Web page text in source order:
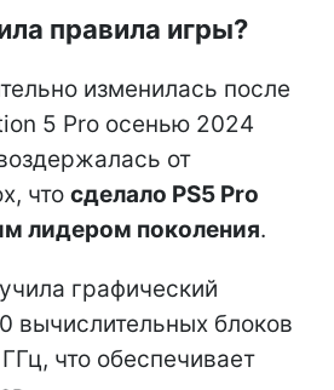
правила игры?
изменилась после
5 Pro осенью 2024
от
что сделало PS5 Pro
лидером поколения.
графический
вычислительных блоков
что обеспечивает